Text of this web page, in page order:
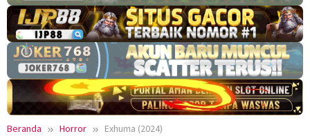
Beranda Horror
Exhuma (2024)